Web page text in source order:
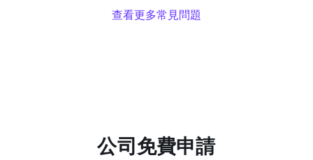
查看更多常見問題
公司免費申請